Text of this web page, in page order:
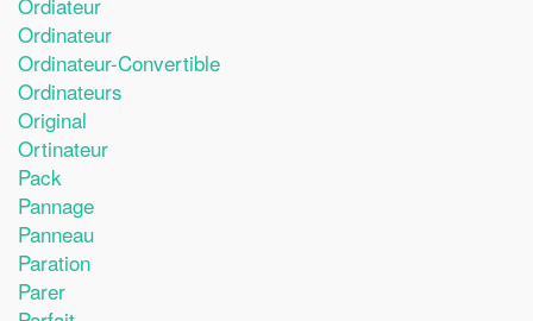
Ordinateur
Ordinateur-Convertible
Ordinateurs
Original
Ortinateur
Pack
Pannage
Panneau
Paration
Parer